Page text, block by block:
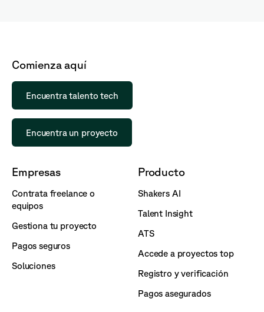
Comienza aquí
Encuentra talento tech
Encuentra un proyecto
Empresas
Contrata freelance o
equipos
Gestiona tu proyecto
Pagos seguros
Soluciones
Producto
Shakers AI
Talent Insight
ATS
Accede a proyectos top
Registro y verificación
Pagos asegurados